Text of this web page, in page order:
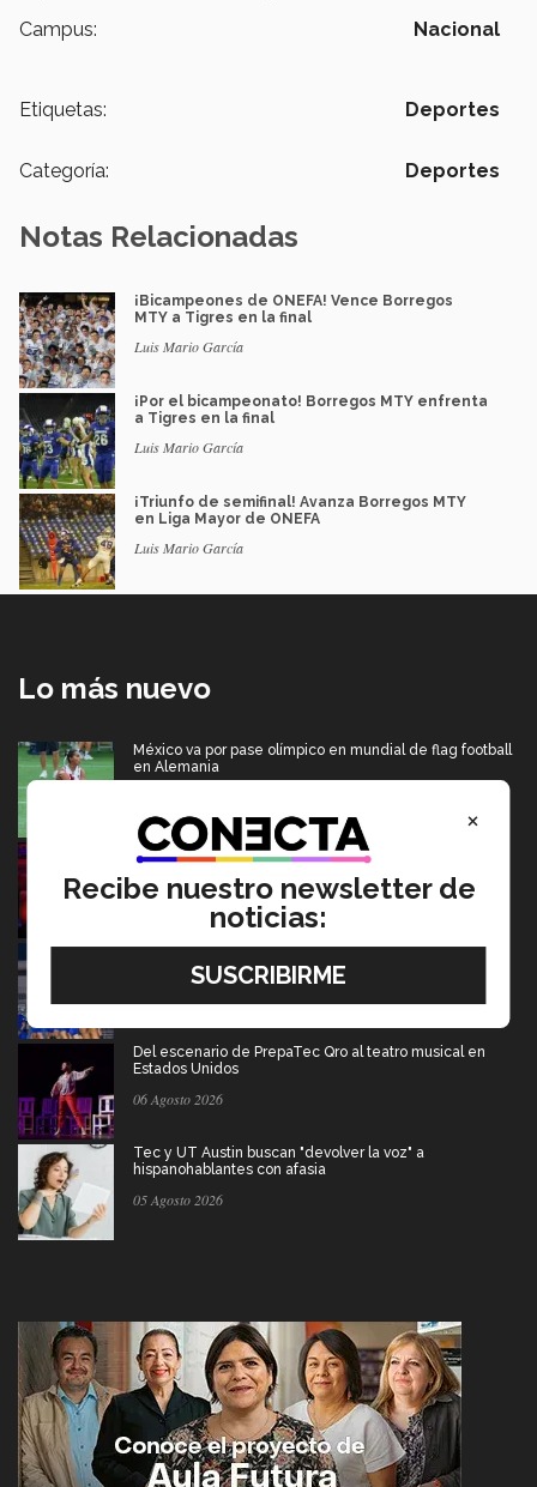
Campus:
Nacional
Etiquetas: Deportes
Categoría: Deportes
Notas Relacionadas
¡Bicampeones de ONEFA! Vence Borregos
MTY a Tigres en la final
Luis Mario García
¡Por el bicampeonato! Borregos MTY enfrenta
a Tigres en la final
Luis Mario García
¡Triunfo de semifinal! Avanza Borregos MTY
en Liga Mayor de ONEFA
Luis Mario García
Lo más nuevo
México va por pase olímpico en mundial de flag football
en Alemania
Música y teatro: EXATEC en el elenco de El Fantasma
de la Ópera México
07 Agosto 2026
Borregos CCM van por el campeonato en liga mayor de
americano
Del escenario de PrepaTec Qro al teatro musical en
Estados Unidos
06 Agosto 2026
Tec y UT Austin buscan "devolver la voz" a
hispanohablantes con afasia
05 Agosto 2026
×
Recibe nuestro newsletter de
noticias: